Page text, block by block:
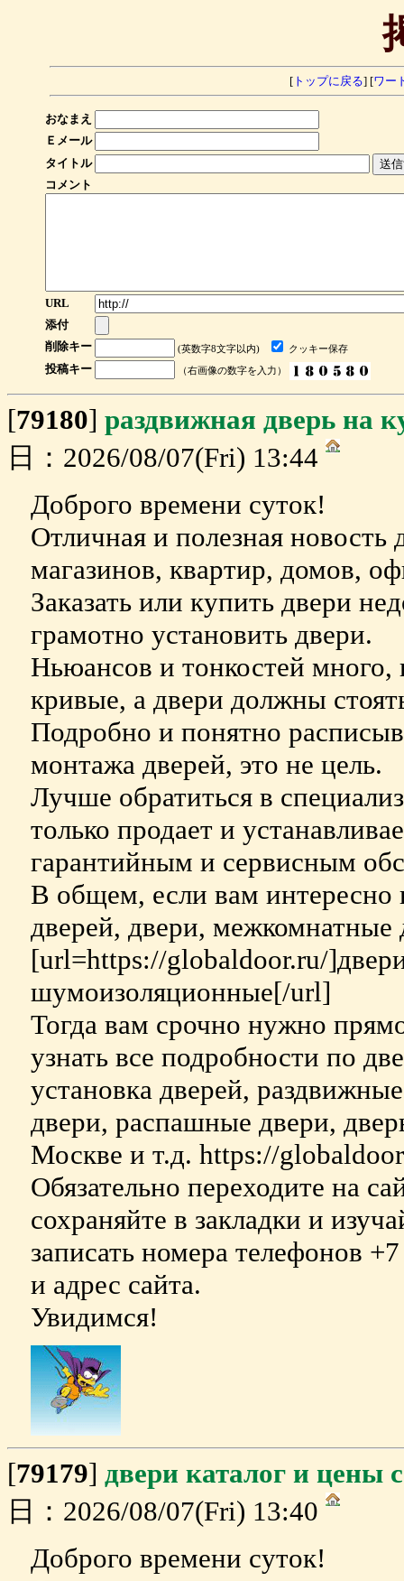
[ トップに戻る] [ワー
おなまえ
Ｅメール
タイトル
コメント
URL
添付
削除キー
(英数字8文字以内) クッキー保存
投稿キー （右画像の数字を入力）
[79180] раздвижная дверь на
日：2026/08/07(Fri) 13:44
Доброго времени суток!
Отличная и полезная новость
магазинов, квартир, домов,
Заказать или купить двери
грамотно установить двери.
Ньюансов и тонкостей
кривые, а двери должны
Подробно и понятно
монтажа дверей, это не цель.
Лучше обратиться в
только продает и
гарантийным и сервисным
В общем, если вам интересно
дверей, двери,
[url=https://globaldoor.ru/
шумоизоляционные[/url]
Тогда вам срочно нужно
узнать все подробности по
установка дверей,
двери, распашные двери,
Москве и т.д. https://
Обязательно переходите на
сохраняйте в закладки и
записать номера телефонов
и адрес сайта.
Увидимся!
[79179] двери каталог и цены
日：2026/08/07(Fri) 13:40
Доброго времени суток!